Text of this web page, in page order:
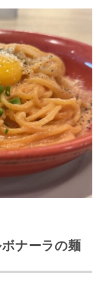
ナーラの麺